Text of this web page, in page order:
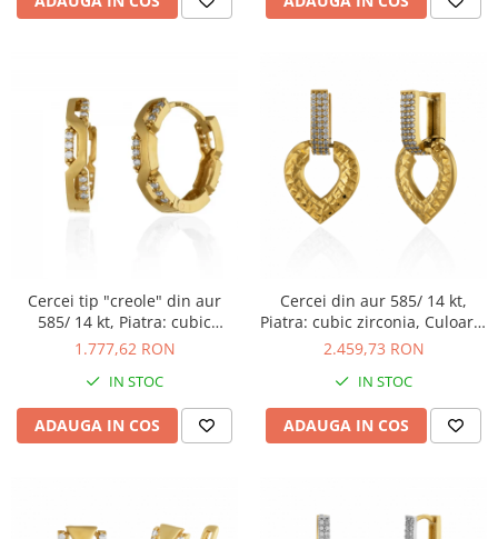
Cercei tip "creole" din aur
585/ 14 kt, Piatra: cubic
zirconia, Culoare:
1.777,62 RON
IN STOC
ADAUGA IN COS
Cercei din aur 585/ 14 kt,
Piatra: cubic zirconia, Culoare:
transparenta
2.459,73 RON
IN STOC
ADAUGA IN COS